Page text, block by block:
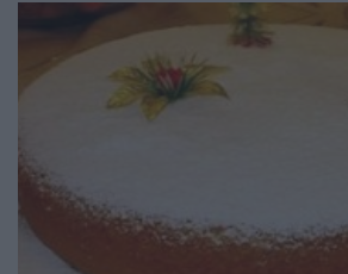
θυρών «Γ. Καραισκάκης» (19:30,
«ερυθρόλευκοι» με το «τρίποντο»